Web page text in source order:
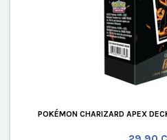
POKÉMON CHARIZARD APEX